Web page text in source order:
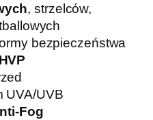
, strzelców,
bezpieczeństwa
UVA/UVB
Fog